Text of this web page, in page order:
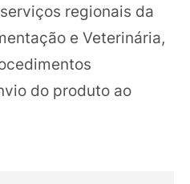
regionais da
e Veterinária,
do produto ao